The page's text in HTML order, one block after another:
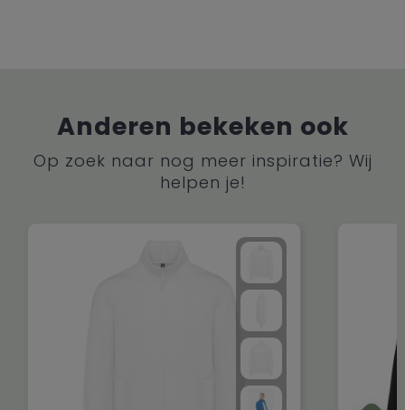
Anderen bekeken ook
Op zoek naar nog meer inspiratie? Wij
helpen je!